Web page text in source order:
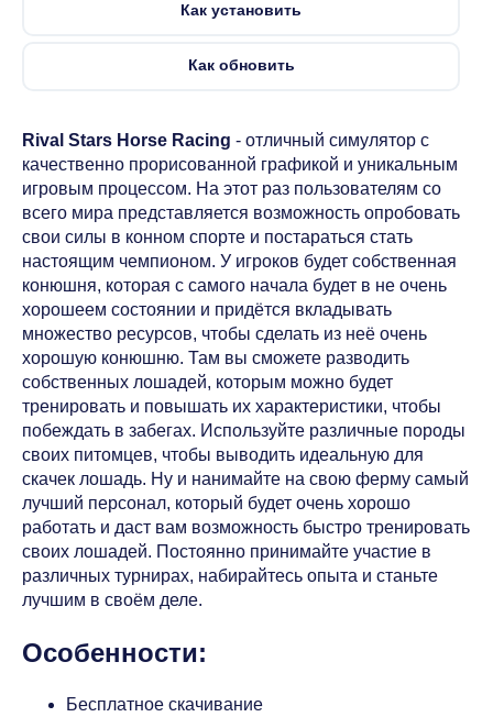
Как установить
Как обновить
Rival Stars Horse Racing - отличный симулятор с
качественно прорисованной графикой и уникальным
игровым процессом. На этот раз пользователям со
всего мира представляется возможность опробовать
свои силы в конном спорте и постараться стать
настоящим чемпионом. У игроков будет собственная
конюшня, которая с самого начала будет в не очень
хорошеем состоянии и придётся вкладывать
множество ресурсов, чтобы сделать из неё очень
хорошую конюшню. Там вы сможете разводить
собственных лошадей, которым можно будет
тренировать и повышать их характеристики, чтобы
побеждать в забегах. Используйте различные породы
своих питомцев, чтобы выводить идеальную для
скачек лошадь. Ну и нанимайте на свою ферму самый
лучший персонал, который будет очень хорошо
работать и даст вам возможность быстро тренировать
своих лошадей. Постоянно принимайте участие в
различных турнирах, набирайтесь опыта и станьте
лучшим в своём деле.
Особенности:
Бесплатное скачивание